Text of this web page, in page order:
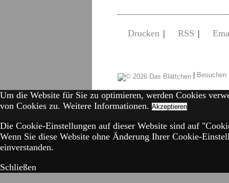
Drucken | RSS |
|
Um die Website für Sie zu optimieren, werden Cookies
von Cookies zu. Weitere Informationen. Akzeptieren
Die Cookie-Einstellungen auf dieser Website sind auf
Wenn Sie diese Website ohne Änderung Ihrer Cookie-
einverstanden.
Schließen